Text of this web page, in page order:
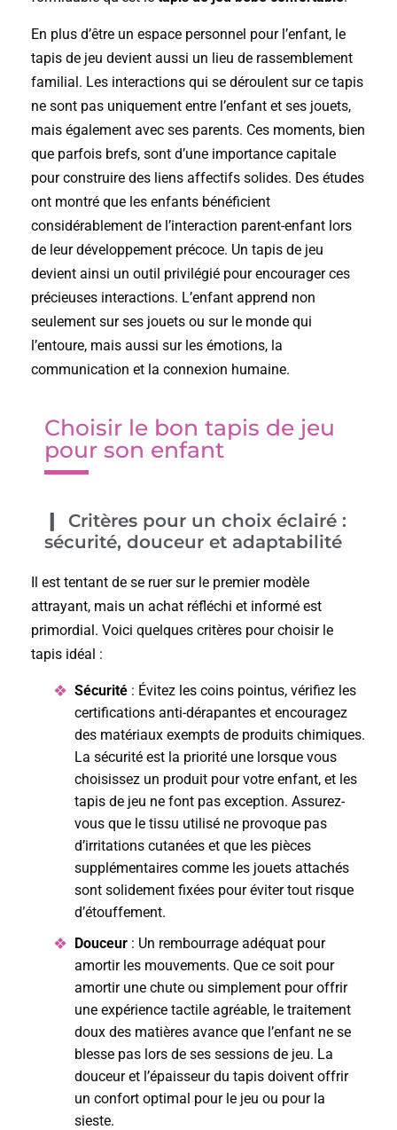
En plus d’être un espace personnel pour l’enfant, le
tapis de jeu devient aussi un lieu de rassemblement
familial. Les interactions qui se déroulent sur ce tapis
ne sont pas uniquement entre l’enfant et ses jouets,
mais également avec ses parents. Ces moments, bien
que parfois brefs, sont d’une importance capitale
pour construire des liens affectifs solides. Des études
ont montré que les enfants bénéficient
considérablement de l’interaction parent-enfant lors
de leur développement précoce. Un tapis de jeu
devient ainsi un outil privilégié pour encourager ces
précieuses interactions. L’enfant apprend non
seulement sur ses jouets ou sur le monde qui
l’entoure, mais aussi sur les émotions, la
communication et la connexion humaine.
Choisir le bon tapis de jeu
pour son enfant
Critères pour un choix éclairé :
sécurité, douceur et adaptabilité
Il est tentant de se ruer sur le premier modèle
attrayant, mais un achat réfléchi et informé est
primordial. Voici quelques critères pour choisir le
tapis idéal :
Sécurité : Évitez les coins pointus, vérifiez les
certifications anti-dérapantes et encouragez
des matériaux exempts de produits chimiques.
La sécurité est la priorité une lorsque vous
choisissez un produit pour votre enfant, et les
tapis de jeu ne font pas exception. Assurez-
vous que le tissu utilisé ne provoque pas
d’irritations cutanées et que les pièces
supplémentaires comme les jouets attachés
sont solidement fixées pour éviter tout risque
d’étouffement.
Douceur : Un rembourrage adéquat pour
amortir les mouvements. Que ce soit pour
amortir une chute ou simplement pour offrir
une expérience tactile agréable, le traitement
doux des matières avance que l’enfant ne se
blesse pas lors de ses sessions de jeu. La
douceur et l’épaisseur du tapis doivent offrir
un confort optimal pour le jeu ou pour la
sieste.